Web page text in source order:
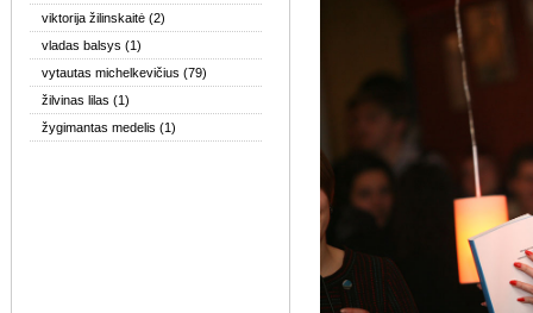
viktorija žilinskaitė (2)
vladas balsys (1)
vytautas michelkevičius (79)
žilvinas lilas (1)
žygimantas medelis (1)